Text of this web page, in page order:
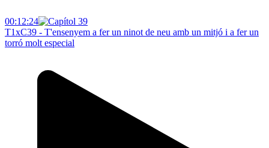
00:12:24
T1xC39 - T'ensenyem a fer un ninot de neu amb un mitjó i a fer un
torró molt especial